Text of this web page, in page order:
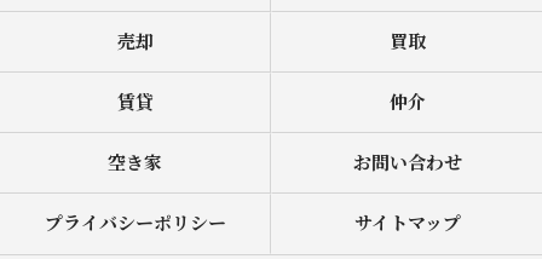
売却 買取
賃貸 仲介
空き家 お問い合わせ
プライバシーポリシー サイトマップ